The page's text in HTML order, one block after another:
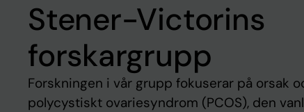
Stener-Victorins
forskargrupp
Forskningen i vår grupp fokuserar på orsak
polycystiskt ovariesyndrom (PCOS), den